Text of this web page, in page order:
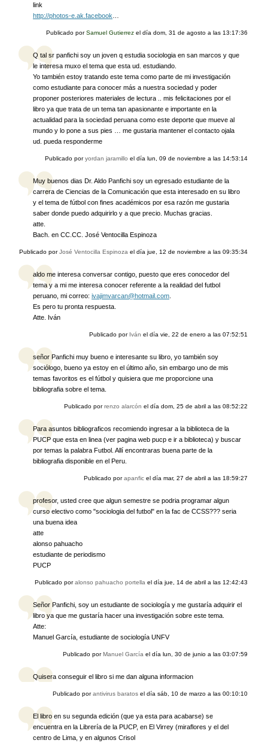
link
http://photos-e.ak.facebook
Publicado porSamuel Gutierrez el díadom, 31 de agosto a las 13:17:36
Q tal sr panfichi soy un joven q estudia sociologia en san marcos y que
le interesa muxo el tema que esta ud. estudiando.
Yo también estoy tratando este tema como parte de mi investigación
como estudiante para conocer más a nuestra sociedad y poder
proponer posteriores materiales de lectura .. mis felicitaciones por el
libro ya que trata de un tema tan apasionante e importante en la
actualidad para la sociedad peruana como este deporte que mueve al
mundo y lo pone a sus pies … me gustaria mantener el contacto ojala
ud. pueda responderme
Publicado poryordan jaramillo el díalun, 09 de noviembre a las 14:53:14
Muy buenos dias Dr. Aldo Panfichi soy un egresado estudiante de la
carrera de Ciencias de la Comunicación que esta interesado en su libro
y el tema de fútbol con fines académicos por esa razón me gustaria
saber donde puedo adquirirlo y a que precio. Muchas gracias.
atte.
Bach. en CC.CC. José Ventocilla Espinoza
Publicado porJosé Ventocilla Espinoza el díajue, 12 de noviembre a las 09:35:34
aldo me interesa conversar contigo, puesto que eres conocedor del
tema y a mi me interesa conocer referente a la realidad del futbol
peruano, mi correo: ivajimvarcan@hotmail.com
Es pero tu pronta respuesta.
Atte. Iván
Publicado por Iván el díavie, 22 de enero a las 07:52:51
señor Panfichi muy bueno e interesante su libro, yo también soy
sociólogo, bueno ya estoy en el último año, sin embargo uno de mis
temas favoritos es el fútbol y quisiera que me proporcione una
bibliografia sobre el tema.
Publicado porrenzo alarcón el díadom, 25 de abril a las 08:52:22
Para asuntos bibliograficos recomiendo ingresar a la biblioteca de la
PUCP que esta en linea (ver pagina web pucp e ir a biblioteca) y buscar
por temas la palabra Futbol. Allí encontraras buena parte de la
bibliografia disponible en el Peru.
Publicado porapanfic el díamar, 27 de abril a las 18:59:27
profesor, usted cree que algun semestre se podria programar algun
curso electivo como "sociologia del futbol" en la fac de CCSS??? seria
una buena idea
atte
alonso pahuacho
estudiante de periodismo
PUCP
Publicado poralonso pahuacho portella el díajue, 14 de abril a las 12:42:43
Señor Panfichi, soy un estudiante de sociología y me gustaría adquirir el
libro ya que me gustaría hacer una investigación sobre este tema.
Atte:
Manuel García, estudiante de sociología UNFV
Publicado porManuel García el díalun, 30 de junio a las 03:07:59
Quisera conseguir el libro si me dan alguna informacion
Publicado porantivirus baratos el díasáb, 10 de marzo a las 00:10:10
El libro en su segunda edición (que ya esta para acabarse) se
encuentra en la Librería de la PUCP, en El Virrey (miraflores y el del
centro de Lima, y en algunos Crisol